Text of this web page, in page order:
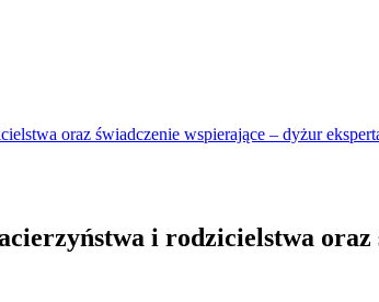
oraz świadczenie wspierające – dyżur
i rodzicielstwa